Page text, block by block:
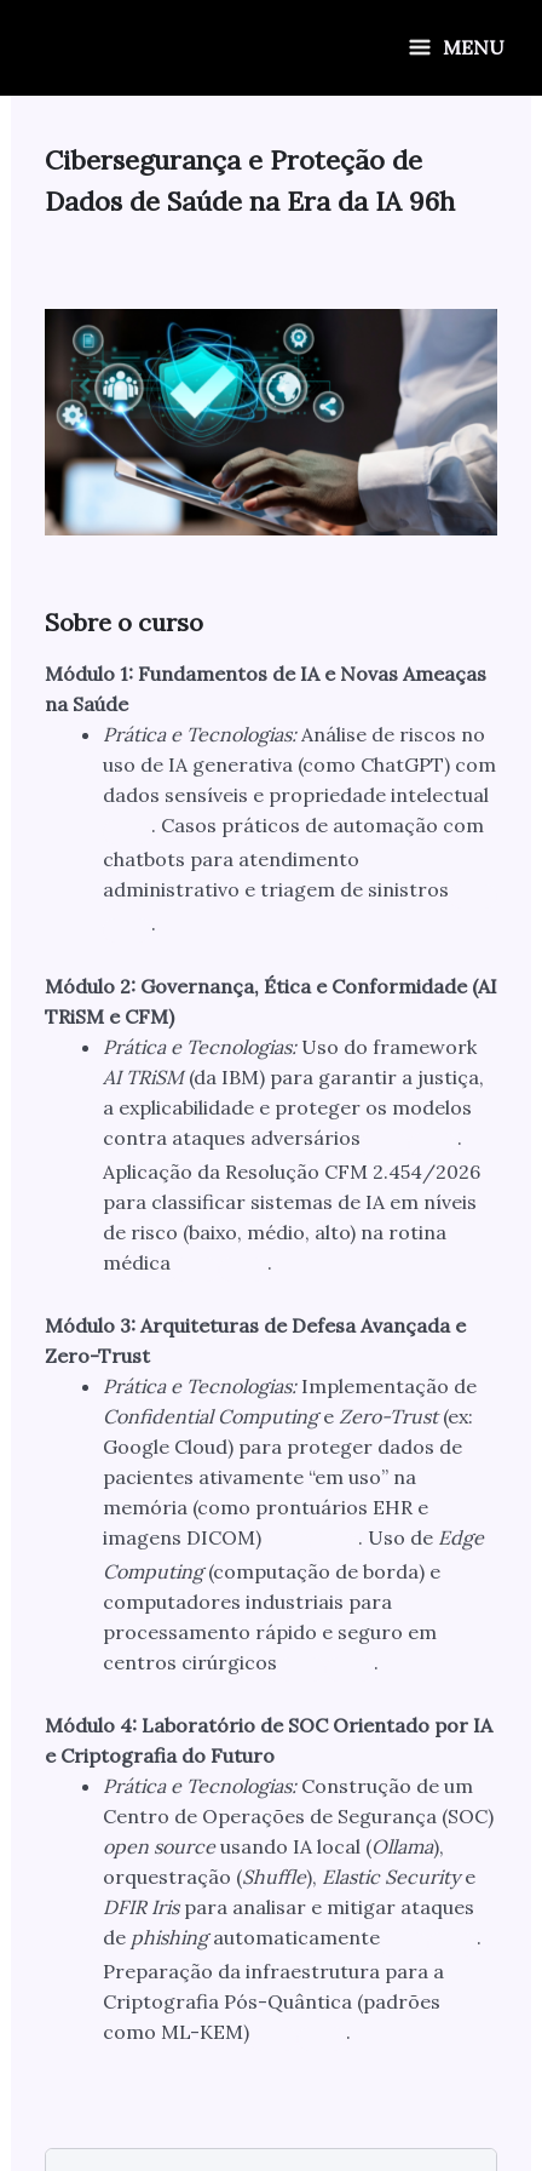
MENU
Cibersegurança e Proteção de
Dados de Saúde na Era da IA 96h
Sobre o curso
Módulo 1: Fundamentos de IA e Novas Ameaças
na Saúde
Prática e Tecnologias:Análise de riscos no
uso de IA generativa (como ChatGPT) com
dados sensíveis e propriedade intelectual
. Casos práticos de automação com
chatbots para atendimento
administrativo e triagem de sinistros
.
Módulo 2: Governança, Ética e Conformidade (AI
TRiSM e CFM)
Prática e Tecnologias:Uso do framework
AI TRiSM(da IBM) para garantir a justiça,
a explicabilidade e proteger os modelos
contra ataques adversários
.
Aplicação da Resolução CFM 2.454/2026
para classificar sistemas de IA em níveis
de risco (baixo, médio, alto) na rotina
médica
.
Módulo 3: Arquiteturas de Defesa Avançada e
Zero-Trust
Prática e Tecnologias:Implementação de
Confidential Computinge Zero-Trust(ex:
Google Cloud) para proteger dados de
pacientes ativamente “em uso” na
memória (como prontuários EHR e
imagens DICOM)
. Uso de Edge
Computing(computação de borda) e
computadores industriais para
processamento rápido e seguro em
centros cirúrgicos
.
Módulo 4: Laboratório de SOC Orientado por IA
e Criptografia do Futuro
Prática e Tecnologias:Construção de um
Centro de Operações de Segurança (SOC)
open sourceusando IA local (Ollama),
orquestração (Shuffle), Elastic Securitye
DFIR Irispara analisar e mitigar ataques
de phishingautomaticamente
.
Preparação da infraestrutura para a
Criptografia Pós-Quântica (padrões
como ML-KEM)
.